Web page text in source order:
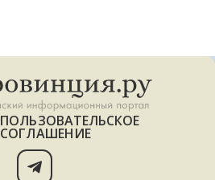
ПОЛЬЗОВАТЕЛЬСКОЕ
СОГЛАШЕНИЕ